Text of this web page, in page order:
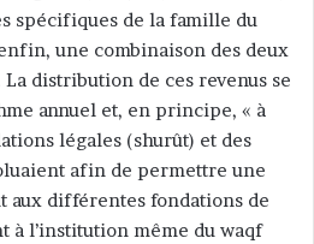
spécifiques de la famille du
une combinaison des deux
distribution de ces revenus se
annuel et, en principe, « à
légales (shurût) et des
afin de permettre une
aux différentes fondations de
à l’institution même du waqf